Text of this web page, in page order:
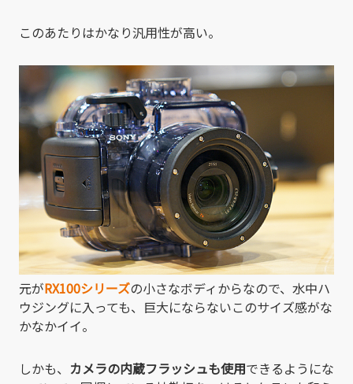
このあたりはかなり汎用性が高い。
元がRX100シリーズの小さなボディからなので、水中ハ
ウジングに入っても、巨大にならないこのサイズ感がな
かなかイイ。
しかも、 カメラの内蔵フラッシュも使用できるようにな